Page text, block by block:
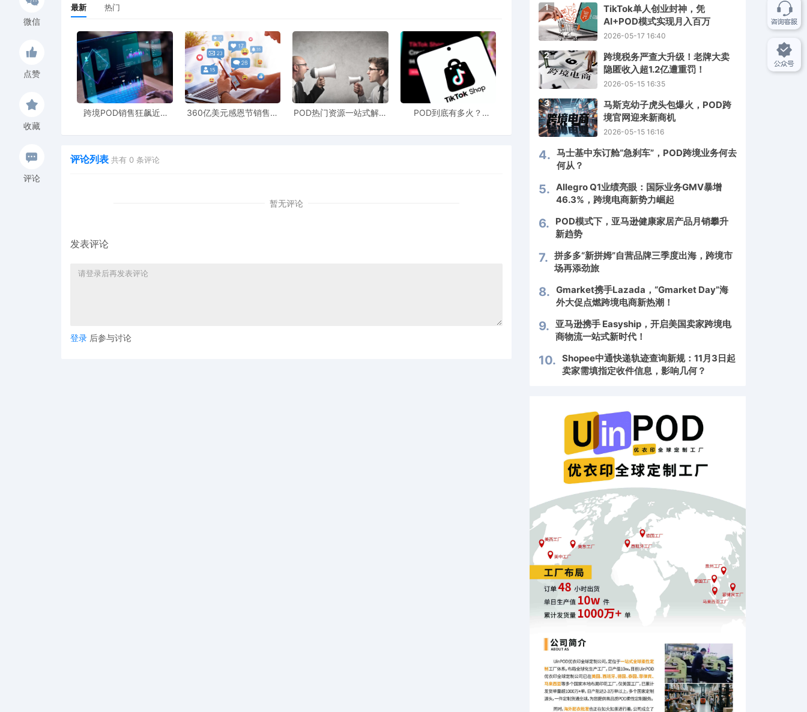
机。
01、全面核对收入明细
首先，要立即导出平台7-9月的全部收入结算明细 ，不同平台的账单导出路径有所不同，像抖音，订单表格导出路径
是订单--订单管理--选择时间查询--导出订单；结算账单导出路径是资产--结算订单--选择时间--查询--生成报表（需导
出前后两月，如算7月份利润，则导出7、8月份结算订单）。在核对时，要重点关注订单金额、退款记录、优惠金
额、平台佣金等代收项目 。
02、分类处理差异情况
完成核对后，就要根据差异情况进行分类处理。如果是平台多报，比如发现平台数据有误，存在重复计算、未及时更
电子税务局的“申报更正”或“补充申报”功能补报差额 ，系统会自动计算应补缴的税款和滞纳金。在这个过程中，要注
完成上述调整后，千万不能掉以轻心，一定要再次核对平台数据与更正后的申报数据，确保差异已完全消除。同时，
收到税务局“申报数据与平台报送数据不符”的短信，确实会让人心里一紧，但只要我们冷静应对，查明原因，按照正
经成为电商行业可持续发展的关键。我们要从日常经营入手，重视账目管理，确保收入确认、发票开具、纳税申报等
微信
点赞
收藏
评论
最新 热门
跨境POD销售狂飙近5
360亿美元感恩节销售额
POD热门资源一站式解决
POD到底有多火？
评论列表 共有 0 条评论
暂无评论
发表评论
登录 后参与讨论
1
TikTok单人创业封神，凭
AI+POD模式实现月入百万
2026-05-17 16:40
2
跨境税务严查大升级！老牌大卖
隐匿收入超1.2亿遭重罚！
2026-05-15 16:35
3
马斯克幼子虎头包爆火，POD跨
境官网迎来新商机
2026-05-15 16:16
4. 马士基中东订舱“急刹车”，POD跨境业务何去
何从？
5. Allegro Q1业绩亮眼：国际业务GMV暴增
46.3%，跨境电商新势力崛起
6.
POD模式下，亚马逊健康家居产品月销攀升
新趋势
7. 拼多多“新拼姆”自营品牌三季度出海，跨境市
场再添劲旅
8. Gmarket携手Lazada，“Gmarket Day”海
外大促点燃跨境电商新热潮！
9. 亚马逊携手 Easyship，开启美国卖家跨境电
商物流一站式新时代！
10. Shopee中通快递轨迹查询新规：11月3日起
卖家需填指定收件信息，影响几何？